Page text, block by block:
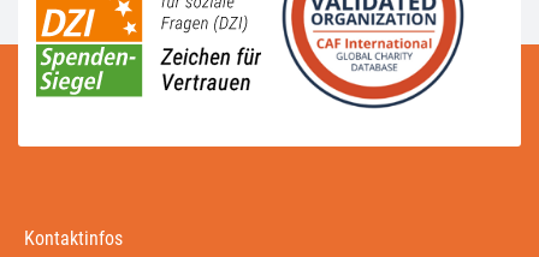
Kontaktinfos